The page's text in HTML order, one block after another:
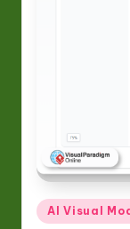
Posted
AI Visual